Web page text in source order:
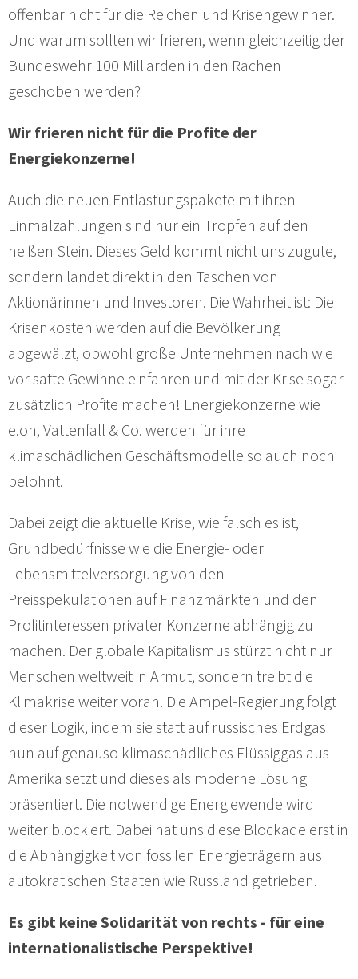
offenbar nicht für die Reichen und Krisengewinner.
Und warum sollten wir frieren, wenn gleichzeitig der
Bundeswehr 100 Milliarden in den Rachen
geschoben werden?
Wir frieren nicht für die Profite der
Energiekonzerne!
Auch die neuen Entlastungspakete mit ihren
Einmalzahlungen sind nur ein Tropfen auf den
heißen Stein. Dieses Geld kommt nicht uns zugute,
sondern landet direkt in den Taschen von
Aktionärinnen und Investoren. Die Wahrheit ist: Die
Krisenkosten werden auf die Bevölkerung
abgewälzt, obwohl große Unternehmen nach wie
vor satte Gewinne einfahren und mit der Krise sogar
zusätzlich Profite machen! Energiekonzerne wie
e.on, Vattenfall & Co. werden für ihre
klimaschädlichen Geschäftsmodelle so auch noch
belohnt.
Dabei zeigt die aktuelle Krise, wie falsch es ist,
Grundbedürfnisse wie die Energie- oder
Lebensmittelversorgung von den
Preisspekulationen auf Finanzmärkten und den
Profitinteressen privater Konzerne abhängig zu
machen. Der globale Kapitalismus stürzt nicht nur
Menschen weltweit in Armut, sondern treibt die
Klimakrise weiter voran. Die Ampel-Regierung folgt
dieser Logik, indem sie statt auf russisches Erdgas
nun auf genauso klimaschädliches Flüssiggas aus
Amerika setzt und dieses als moderne Lösung
präsentiert. Die notwendige Energiewende wird
weiter blockiert. Dabei hat uns diese Blockade erst in
die Abhängigkeit von fossilen Energieträgern aus
autokratischen Staaten wie Russland getrieben.
Es gibt keine Solidarität von rechts - für eine
internationalistische Perspektive!